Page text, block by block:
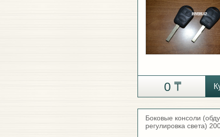
0
Боковые консоли
регулировка света)